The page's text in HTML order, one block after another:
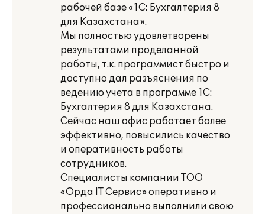
рабочей базе «1С: Бухгалтерия 8
для Казахстана».
Мы полностью удовлетворены
результатами проделанной
работы, т.к. программист быстро и
доступно дал разъяснения по
ведению учета в программе 1С:
Бухгалтерия 8 для Казахстана.
Сейчас наш офис работает более
эффективно, повысились качество
и оперативность работы
сотрудников.
Специалисты компании ТОО
«Орда IT Сервис» оперативно и
профессионально выполнили свою